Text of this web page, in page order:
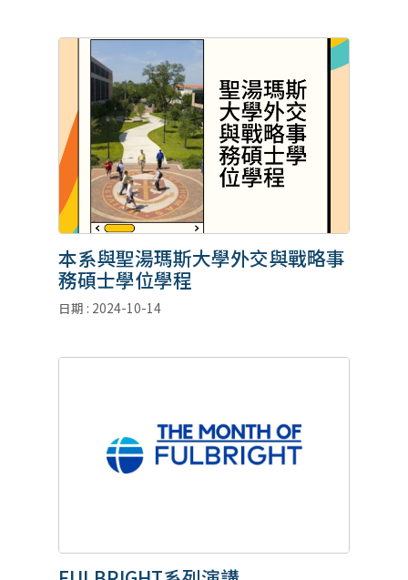
本系與聖湯瑪斯大學外交與戰略事
務碩士學位學程
日期 : 2024-10-14